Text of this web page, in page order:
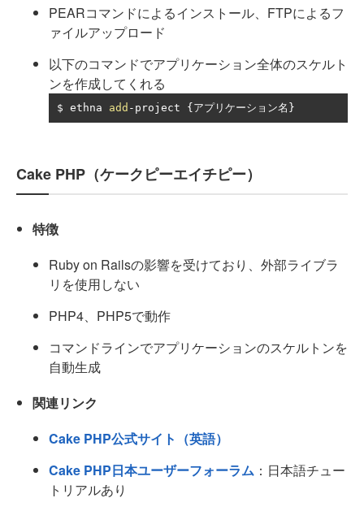
PEARコマンドによるインストール、FTPによるフ
ァイルアップロード
以下のコマンドでアプリケーション全体のスケルト
ンを作成してくれる
$ ethna add - project {アプリケーション名}
Cake PHP（ケークピーエイチピー）
特徴
Ruby on Railsの影響を受けており、外部ライブラ
リを使用しない
PHP4、PHP5で動作
コマンドラインでアプリケーションのスケルトンを
自動生成
関連リンク
Cake PHP公式サイト（英語）
Cake PHP日本ユーザーフォーラム ：日本語チュー
トリアルあり